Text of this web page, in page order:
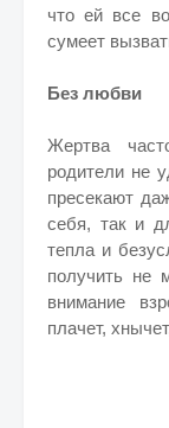
что ей все
сумеет
Без любви
Жертва
родители не
пресекают
себя, так и
тепла и
получить не
внимание
плачет,